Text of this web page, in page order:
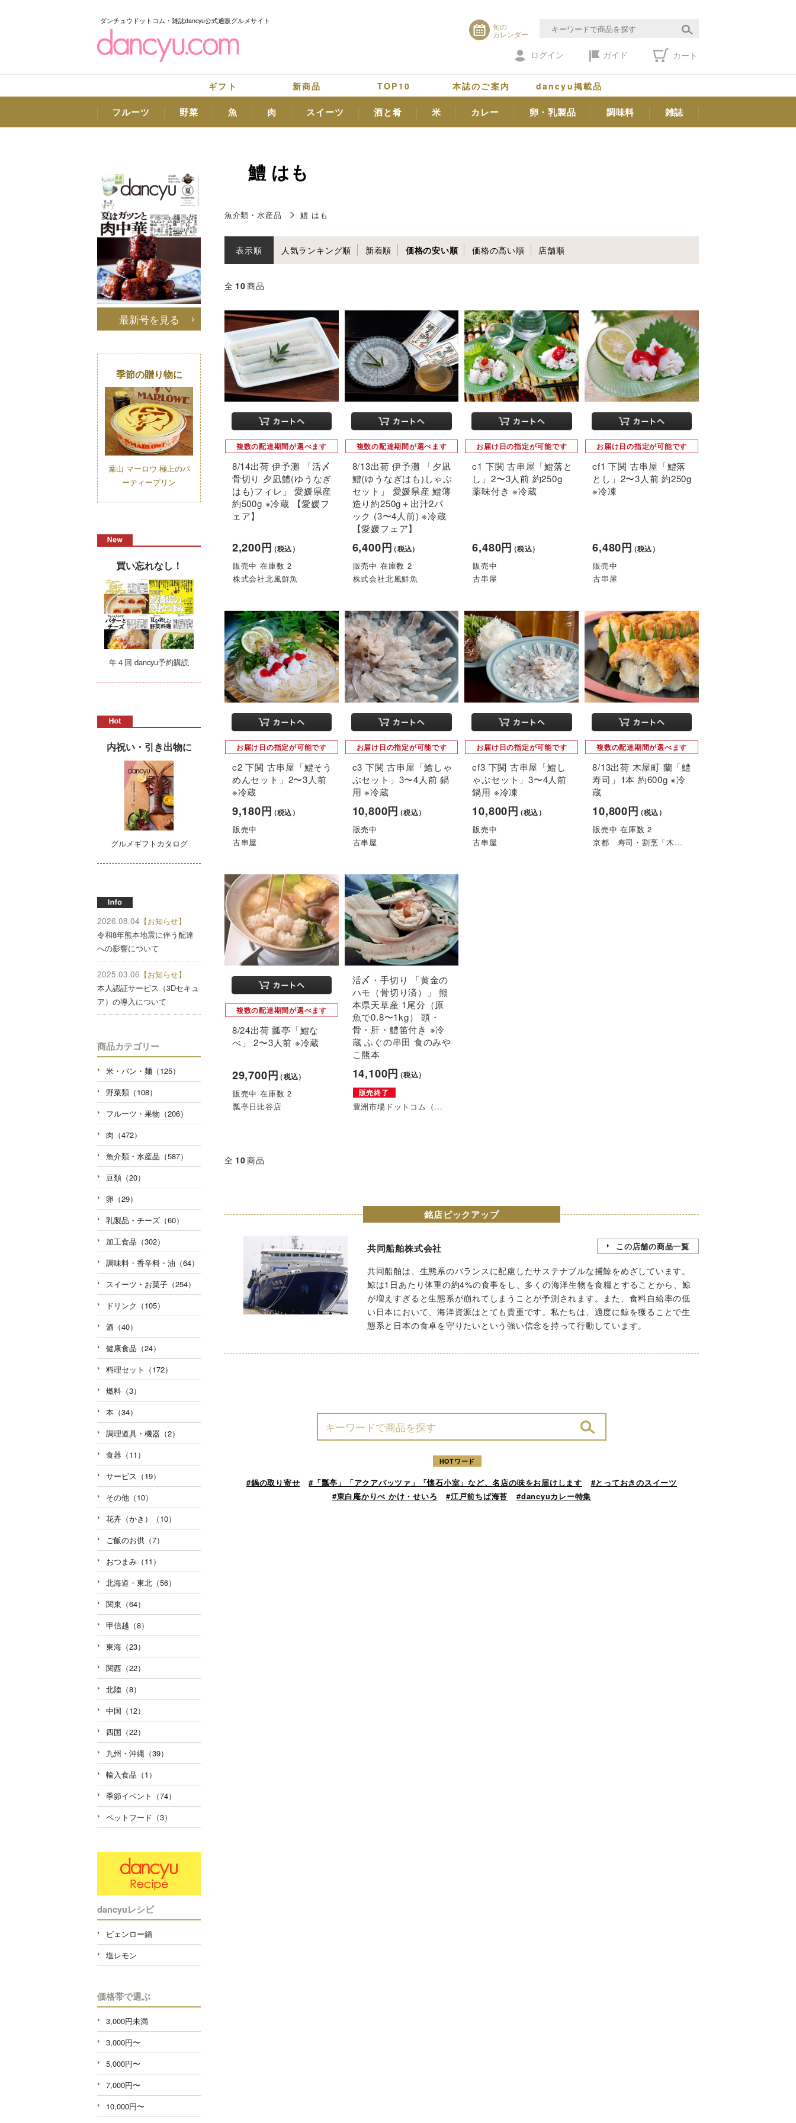
ダンチュウドットコム・雑誌dancyu公式通販グルメサイト
旬の
カレンダー
ログイン ガイド カート
ギフト 新商品 TOP10 本誌のご案内 dancyu掲載品
フルーツ 野菜 魚 肉 スイーツ 酒と肴 米 カレー 卵・乳製品 調味料 雑誌
鱧 はも
魚介類・水産品 鱧 はも
表示順 人気ランキング順 新着順 価格の安い順 価格の高い順 店舗順
全 10商品
複数の配達期間が選べます
8/14出荷 伊予灘 「活〆
骨切り 夕凪鱧(ゆうなぎ
はも)フィレ」 愛媛県産
約500g ※冷蔵 【愛媛フ
ェア】
2,200円（税込）
販売中 在庫数 2
株式会社北風鮮魚
複数の配達期間が選べます
8/13出荷 伊予灘 「夕凪
鱧(ゆうなぎはも)しゃぶ
セット」 愛媛県産 鱧薄
造り約250g＋出汁2パ
ック (3〜4人前) ※冷蔵
【愛媛フェア】
6,400円（税込）
販売中 在庫数 2
株式会社北風鮮魚
お届け日の指定が可能です
c1 下関 古串屋「鱧落と
し」2〜3人前 約250g
薬味付き ※冷蔵
6,480円（税込）
販売中
古串屋
お届け日の指定が可能です
cf1 下関 古串屋「鱧落
とし」2〜3人前 約250g
※冷凍
6,480円（税込）
販売中
古串屋
お届け日の指定が可能です
c2 下関 古串屋「鱧そう
めんセット」2〜3人前
※冷蔵
9,180円（税込）
販売中
古串屋
お届け日の指定が可能です
c3 下関 古串屋「鱧しゃ
ぶセット」3〜4人前 鍋
用 ※冷蔵
10,800円 （税込）
販売中
古串屋
お届け日の指定が可能です
cf3 下関 古串屋「鱧し
ゃぶセット」3〜4人前
鍋用 ※冷凍
10,800円（税込）
販売中
古串屋
複数の配達期間が選べます
8/13出荷 木屋町 蘭「鱧
寿司」1本 約600g ※冷
蔵
10,800円（税込）
販売中 在庫数 2
京都 寿司・割烹「木...
複数の配達期間が選べます
8/24出荷 瓢亭「鱧な
べ」 2〜3人前 ※冷蔵
29,700円（税込）
販売中 在庫数 2
瓢亭日比谷店
活〆・手切り 「黄金の
ハモ（骨切り済）」 熊
本県天草産 1尾分（原
魚で0.8〜1kg） 頭・
骨・肝・鱧笛付き ※冷
蔵 ふぐの串田 食のみや
こ熊本
14,100円 （税込）
販売終了
豊洲市場ドットコム（...
全 10商品
銘店ピックアップ
共同船舶株式会社 この店舗の商品一覧
共同船舶は、生態系のバランスに配慮したサステナブルな捕鯨をめざしています。
鯨は1日あたり体重の約4%の食事をし、多くの海洋生物を食糧とすることから、鯨
が増えすぎると生態系が崩れてしまうことが予測されます。また、食料自給率の低
い日本において、海洋資源はとても貴重です。私たちは、適度に鯨を獲ることで生
態系と日本の食卓を守りたいという強い信念を持って行動しています。
HOTワード
#鍋の取り寄せ #「瓢亭」「アクアパッツァ」「懐石小室」など、名店の味をお届けします
#とっておきのスイーツ
#東白庵かりべ かけ・せいろ
#江戸前ちば海苔 #dancyuカレー特集
最新号を見る
季節の贈り物に
葉山 マーロウ 極上のパ
ーティープリン
買い忘れなし！
年４回 dancyu予約購読
内祝い・引き出物に
グルメギフトカタログ
2026.08.04 【お知らせ】
令和8年熊本地震に伴う配達
への影響について
2025.03.06 【お知らせ】
本人認証サービス（3Dセキュ
ア）の導入について
商品カテゴリー
米・パン・麺（125）
野菜類（108）
フルーツ・果物（206）
肉（472）
魚介類・水産品（587）
豆類（20）
卵（29）
乳製品・チーズ（60）
加工食品（302）
調味料・香辛料・油（64）
スイーツ・お菓子（254）
ドリンク（105）
酒（40）
健康食品（24）
料理セット（172）
燃料（3）
本（34）
調理道具・機器（2）
食器（11）
サービス（19）
その他（10）
花卉（かき）（10）
ご飯のお供（7）
おつまみ（11）
北海道・東北（56）
関東（64）
甲信越（8）
東海（23）
関西（22）
北陸（8）
中国（12）
四国（22）
九州・沖縄（39）
輸入食品（1）
季節イベント（74）
ペットフード（3）
dancyuレシピ
ピェンロー鍋
塩レモン
価格帯で選ぶ
3,000円未満
3,000円〜
5,000円〜
7,000円〜
10,000円〜